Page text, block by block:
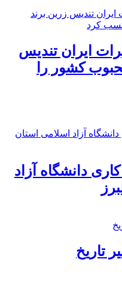
ایران تندیس
کشور را
دانشگاه آزاد
تاریخ